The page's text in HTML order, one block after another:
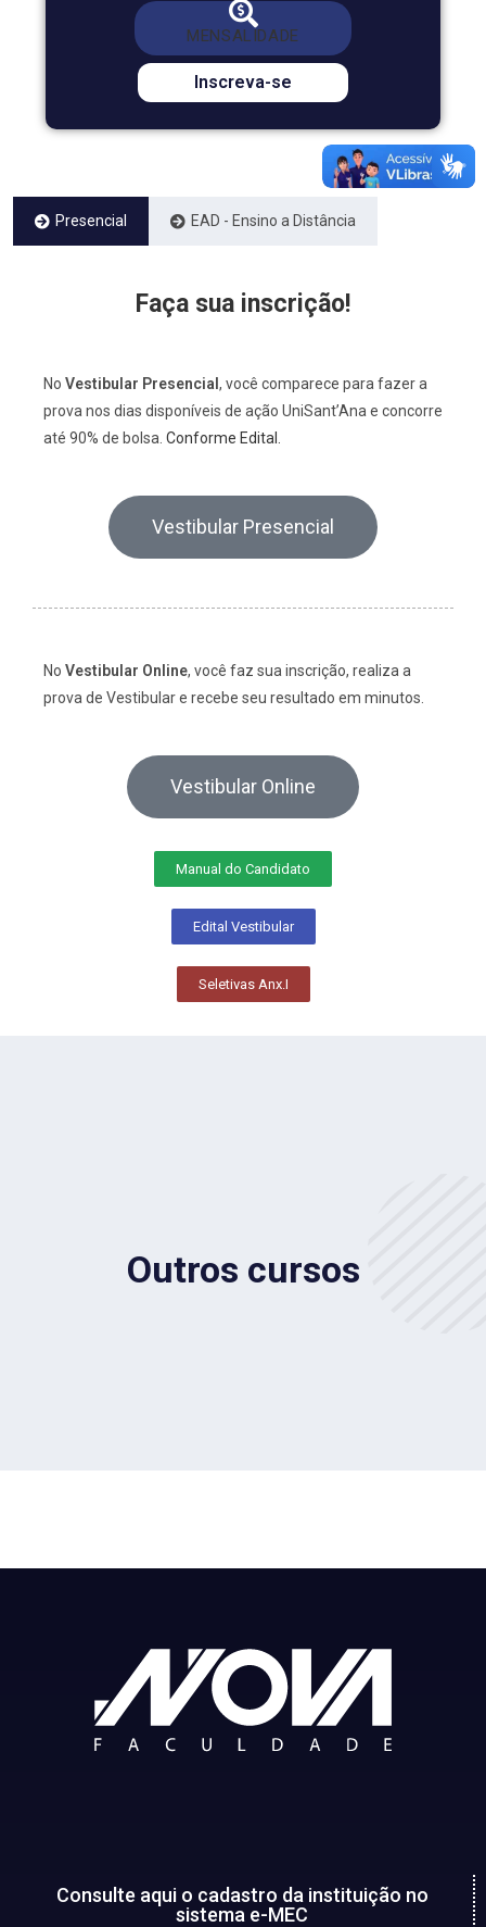
MENSALIDADE
DER$ 758,00 POR *R$
379,00
*Valor com 50% de bolsa
Inscreva-se
Presencial EAD - Ensino a Distância
Faça sua inscrição!
No Vestibular Presencial , você comparece para fazer a
prova nos dias disponíveis de ação UniSant’Ana e concorre
até 90% de bolsa. Conforme Edital.
Vestibular Presencial
No Vestibular Online, você faz sua inscrição, realiza a
prova de Vestibular e recebe seu resultado em minutos.
Vestibular Online
Manual do Candidato
Edital Vestibular
Seletivas Anx.I
Outros cursos
Consulte aqui o cadastro da instituição no
sistema e-MEC